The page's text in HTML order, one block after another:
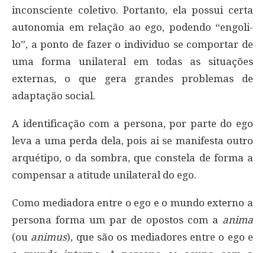
inconsciente coletivo. Portanto, ela possui certa
autonomia em relação ao ego, podendo “engoli-
lo”, a ponto de fazer o individuo se comportar de
uma forma unilateral em todas as situações
externas, o que gera grandes problemas de
adaptação social.
A identificação com a persona, por parte do ego
leva a uma perda dela, pois ai se manifesta outro
arquétipo, o da sombra, que constela de forma a
compensar a atitude unilateral do ego.
Como mediadora entre o ego e o mundo externo a
persona forma um par de opostos com a anima
(ou animus), que são os mediadores entre o ego e